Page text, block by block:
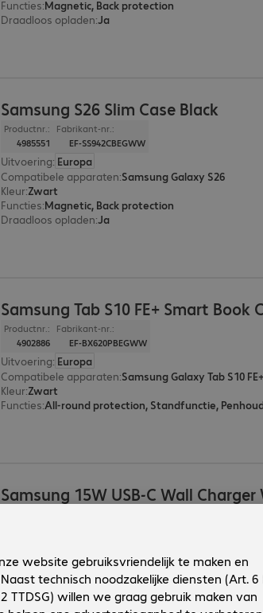
Functies:Magnetic, Back protection
Draadloos opladen:Ja
Samsung S26 Slim Case Black
Productnr.:
4985551
Fabrikant-nr.:
EF-SS942CBEGWW
Uitvoering: Europa
Compatibele apparaten:Samsung Galaxy S26
Kleur:Zwart
Functies:Magnetic, Back protection
Draadloos opladen:Ja
Samsung Tab S10 FE+ Smart Book
Productnr.:
4902886
Fabrikant-nr.:
EF-BX620PBEGWW
Uitvoering: Europa
Compatibele apparaten:Samsung Galaxy Tab S10 FE+
Kleur:Zwart
Functies:All-round protection, Standfunctie,
Samsung 15W USB-C Wall
Producttype:Oplaadadapter
Toepassing:Tablet, Smartphone
(Max.) vermogen
Aansluitingen:1 x USB-C poort